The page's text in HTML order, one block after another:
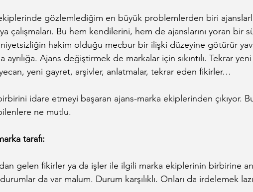
gözlemlediğim en büyük problemlerden biri
çalışmaları. Bu hem kendilerini, hem de ajanslarını yoran bir
hakim olduğu mecbur bir ilişki düzeyine götürür
ayrılığa. Ajans değiştirmek de markalar için sıkıntılı. Tekrar
yeni gayret, arşivler, anlatmalar, tekrar eden fikirler…
idare etmeyi başaran ajans-marka ekiplerinden çıkıyor.
ne mutlu.
tarafı:
gelen fikirler ya da işler ile ilgili marka ekiplerinin birbirine
durumlar da var malum. Durum karşılıklı. Onları da irdelemek